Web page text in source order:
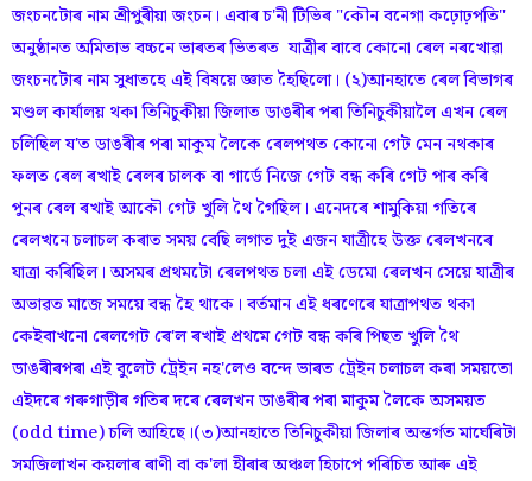
জংচনটোৰ নাম শ্ৰীপুৰীয়া জংচন। এবাৰ চ'নী টিভিৰ "কৌন বনেগা কঢ়োঢ়পতি"
অনুষ্ঠানত অমিতাভ বচ্চনে ভাৰতৰ ভিতৰত যাত্ৰীৰ বাবে কোনো ৰেল নৰখোৱা
জংচনটোৰ নাম সুধাতহে এই বিষয়ে জ্ঞাত হৈছিলো। (২)আনহাতে ৰেল বিভাগৰ
মণ্ডল কাৰ্যালয় থকা তিনিচুকীয়া জিলাত ডাঙৰীৰ পৰা তিনিচুকীয়ালৈ এখন ৰেল
চলিছিল য'ত ডাঙৰীৰ পৰা মাকুম লৈকে ৰেলপথত কোনো গেট মেন নথকাৰ
ফলত ৰেল ৰখাই ৰেলৰ চালক বা গাৰ্ডে নিজে গেট বন্ধ কৰি গেট পাৰ কৰি
পুনৰ ৰেল ৰখাই আকৌ গেট খুলি থৈ গৈছিল। এনেদৰে শামুকিয়া গতিৰে
ৰেলখনে চলাচল কৰাত সময় বেছি লগাত দুই এজন যাত্ৰীহে উক্ত ৰেলখনৰে
যাত্ৰা কৰিছিল। অসমৰ প্ৰথমটো ৰেলপথত চলা এই ডেমো ৰেলখন সেয়ে যাত্ৰীৰ
অভাৱত মাজে সময়ে বন্ধ হৈ থাকে। বৰ্তমান এই ধৰণেৰে যাত্ৰাপথত থকা
কেইবাখনো ৰেলগেট ৰে'ল ৰখাই প্ৰথমে গেট বন্ধ কৰি পিছত খুলি থৈ
ডাঙৰীৰপৰা এই বুলেট ট্ৰেইন নহ'লেও বন্দে ভাৰত ট্ৰেইন চলাচল কৰা সময়তো
এইদৰে গৰুগাড়ীৰ গতিৰ দৰে ৰেলখন ডাঙৰীৰ পৰা মাকুম লৈকে অসময়ত
(odd time) চলি আহিছে।(৩)আনহাতে তিনিচুকীয়া জিলাৰ অন্তৰ্গত মাৰ্ঘেৰিটা
সমজিলাখন কয়লাৰ ৰাণী বা ক'লা হীৰাৰ অঞ্চল হিচাপে পৰিচিত আৰু এই